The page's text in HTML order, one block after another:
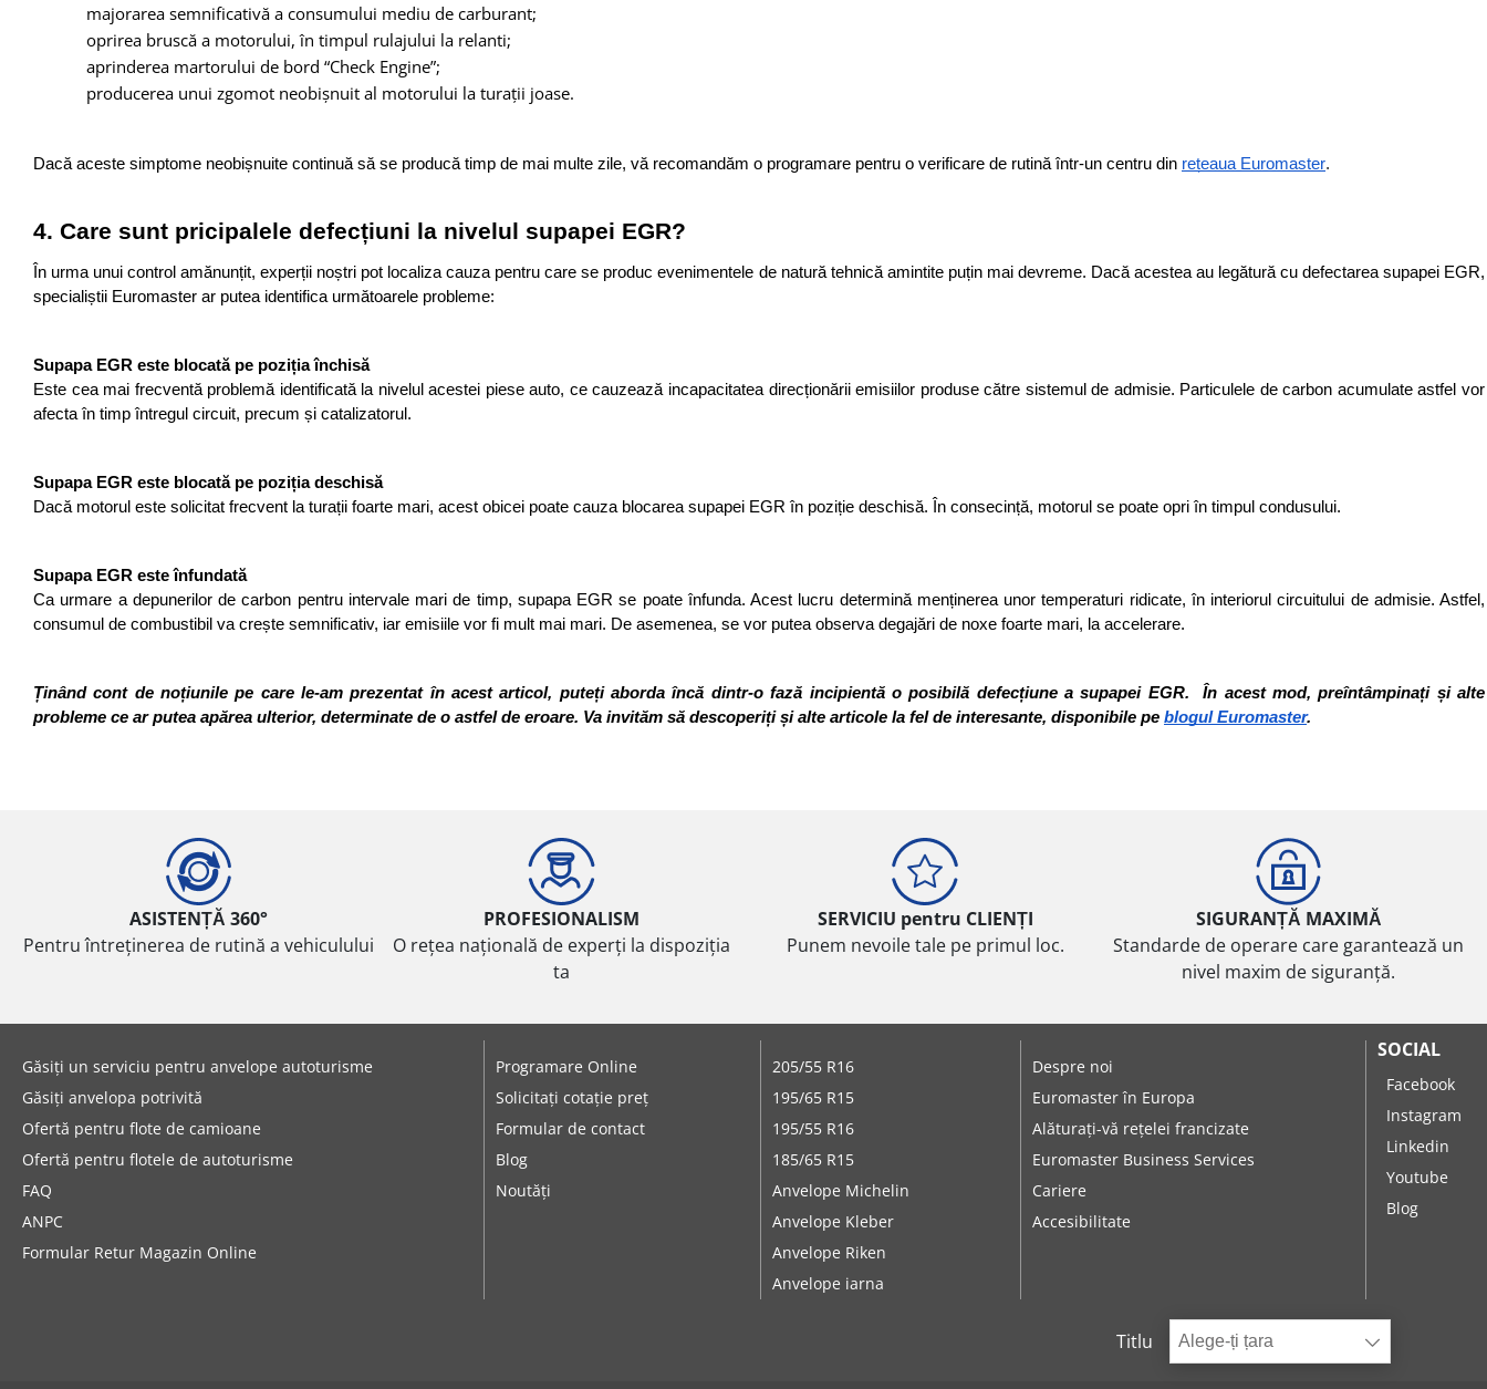
majorarea semnificativă a consumului mediu de carburant;
oprirea bruscă a motorului, în timpul rulajului la relanti;
aprinderea martorului de bord “Check Engine”;
producerea unui zgomot neobișnuit al motorului la turații joase.
Dacă aceste simptome neobișnuite continuă să se producă timp de mai multe zile, vă recomandăm o programare pentru o verificare de rutină într-un centru din rețeaua Euromaster.
4. Care sunt pricipalele defecțiuni la nivelul supapei EGR?
În urma unui control amănunțit, experții noștri pot localiza cauza pentru care se produc evenimentele de natură tehnică amintite puțin mai devreme. Dacă acestea au legătură cu defectarea supapei EGR,
specialiștii Euromaster ar putea identifica următoarele probleme:
Supapa EGR este blocată pe poziția închisă
Este cea mai frecventă problemă identificată la nivelul acestei piese auto, ce cauzează incapacitatea direcționării emisiilor produse către sistemul de admisie. Particulele de carbon acumulate astfel vor
afecta în timp întregul circuit, precum și catalizatorul.
Supapa EGR este blocată pe poziția deschisă
Dacă motorul este solicitat frecvent la turații foarte mari, acest obicei poate cauza blocarea supapei EGR în poziție deschisă. În consecință, motorul se poate opri în timpul condusului.
Supapa EGR este înfundată
Ca urmare a depunerilor de carbon pentru intervale mari de timp, supapa EGR se poate înfunda. Acest lucru determină menținerea unor temperaturi ridicate, în interiorul circuitului de admisie. Astfel,
consumul de combustibil va crește semnificativ, iar emisiile vor fi mult mai mari. De asemenea, se vor putea observa degajări de noxe foarte mari, la accelerare.
Ținând cont de noțiunile pe care le-am prezentat în acest articol, puteți aborda încă dintr-o fază incipientă o posibilă defecțiune a supapei EGR.  În acest mod, preîntâmpinați și alte
probleme ce ar putea apărea ulterior, determinate de o astfel de eroare. Va invităm să descoperiți și alte articole la fel de interesante, disponibile pe blogul Euromaster.
ASISTENȚĂ 360°
Pentru întreținerea de rutină a vehiculului
PROFESIONALISM
O rețea națională de experți la dispoziția
ta
SERVICIU pentru CLIENȚI
Punem nevoile tale pe primul loc.
SIGURANȚĂ MAXIMĂ
Standarde de operare care garantează un
nivel maxim de siguranță.
Găsiți un serviciu pentru anvelope autoturisme
Găsiți anvelopa potrivită
Ofertă pentru flote de camioane
Ofertă pentru flotele de autoturisme
FAQ
ANPC
Formular Retur Magazin Online
Programare Online
Solicitați cotație preț
Formular de contact
Blog
Noutăți
205/55 R16
195/65 R15
195/55 R16
185/65 R15
Anvelope Michelin
Anvelope Kleber
Anvelope Riken
Anvelope iarna
Despre noi
Euromaster în Europa
Alăturați-vă rețelei francizate
Euromaster Business Services
Cariere
Accesibilitate
SOCIAL
Facebook
Instagram
Linkedin
Youtube
Blog
Titlu Alege-ți țara